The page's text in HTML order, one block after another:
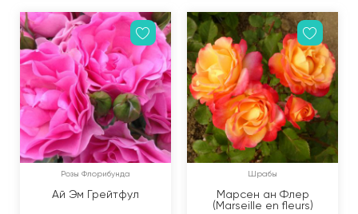
Розы Флорибунда
Ай Эм Грейтфул
Шрабы
Марсен ан Флер
(Marseille en fleurs)